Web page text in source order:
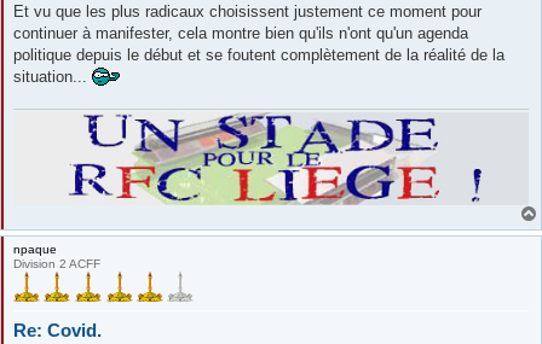
Et vu que les plus radicaux choisissent justement ce moment pour
continuer à manifester, cela montre bien qu'ils n'ont qu'un agenda
politique depuis le début et se foutent complètement de la réalité de la
situation...
npaque
Division 2 ACFF
Re: Covid.